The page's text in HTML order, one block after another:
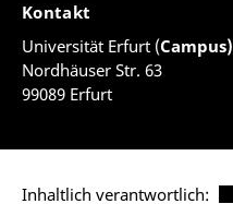
Kontakt
Universität Erfurt (Campus)
Nordhäuser Str. 63
99089 Erfurt
Inhaltlich verantwortlich: